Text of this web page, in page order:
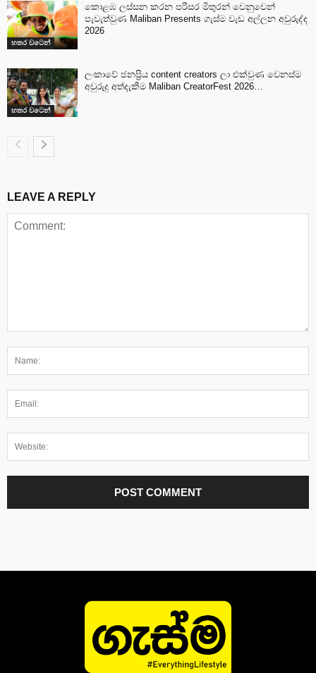
හතර වටෙන්
කොළඹ ලස්සන කරන පරිසර මිතුරන් වෙනුවෙන්
පැවැත්වුණ Maliban Presents ගැස්ම වැඩ අල්ලන අවුරුද්ද
2026
හතර වටෙන්
ලංකාවේ ජනප්‍රිය content creators ලා එක්වුණ වෙනස්ම
අවුරුදු අත්දැකීම Maliban CreatorFest 2026…
LEAVE A REPLY